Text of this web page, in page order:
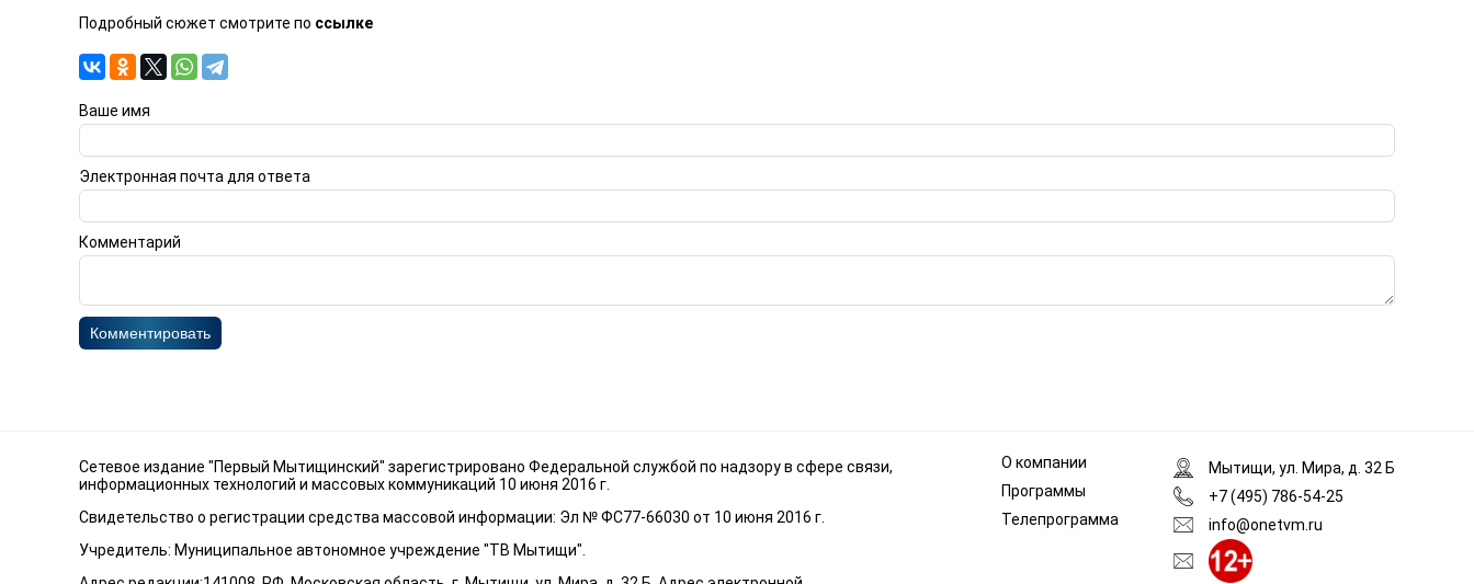
Подробный сюжет смотрите по ссылке
Ваше имя
Электронная почта для ответа
Комментарий
Комментировать
Сетевое издание "Первый Мытищинский" зарегистрировано Федеральной службой по надзору в сфере связи,
информационных технологий и массовых коммуникаций 10 июня 2016 г.
Свидетельство о регистрации средства массовой информации: Эл № ФС77-66030 от 10 июня 2016 г.
Учредитель: Муниципальное автономное учреждение "ТВ Мытищи".
О компании
Программы
Телепрограмма
Мытищи, ул. Мира, д. 32 Б
+7 (495) 786-54-25
info@onetvm.ru